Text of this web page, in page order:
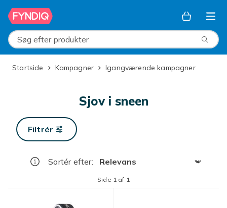
Spring til hovedindhold
Søg efter produkter
Startside Kampagner Igangværende kampagner
Sjov i sneen
Filtrér
Sortér efter:
Side 1 af 1